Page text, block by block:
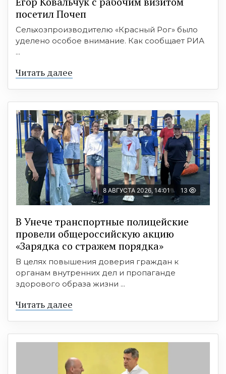
посетил Почеп
Сельхозпроизводителю «Красный Рог» было
уделено особое внимание. Как сообщает РИА
...
Читать далее
8 АВГУСТА 2026, 14:01 13
В Унече транспортные полицейские
провели общероссийскую акцию
«Зарядка со стражем порядка»
В целях повышения доверия граждан к
органам внутренних дел и пропаганде
здорового образа жизни ...
Читать далее